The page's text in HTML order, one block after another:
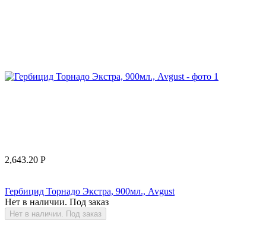
2,643.20 Р
Гербицид Торнадо Экстра, 900мл., Avgust
Нет в наличии. Под заказ
Нет в наличии. Под заказ